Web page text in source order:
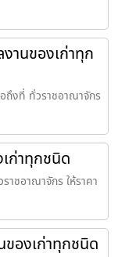
านของเก่าทุก
ถึงที่ ทั่วราชอาณาจักร
ก่าทุกชนิด
าชอาณาจักร ให้ราคา
ของเก่าทุกชนิด